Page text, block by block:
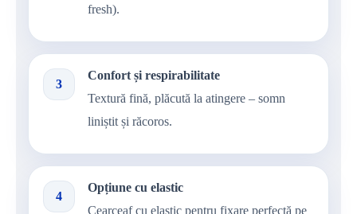
fresh).
3
Confort și respirabilitate
Textură fină, plăcută la atingere – somn
liniștit și răcoros.
4
Opțiune cu elastic
Cearceaf cu elastic pentru fixare perfectă pe